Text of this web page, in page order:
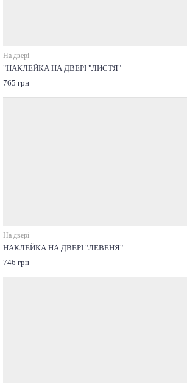
На двері
"НАКЛЕЙКА НА ДВЕРІ "ЛИСТЯ"
765 грн
На двері
НАКЛЕЙКА НА ДВЕРІ "ЛЕВЕНЯ"
746 грн